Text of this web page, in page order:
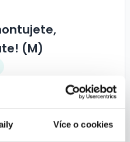
Více o cookies
(M)